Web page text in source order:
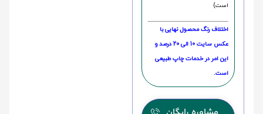
است)
اختلاف رنگ محصول نهایی با
عکس سایت 10 الی 20 درصد و
این امر در خدمات چاپ طبیعی
است.